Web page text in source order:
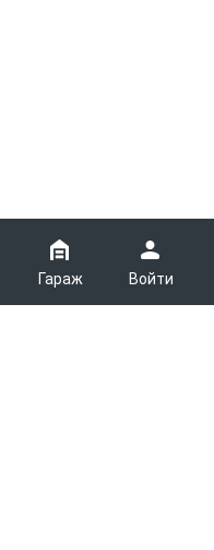
Гараж Войти